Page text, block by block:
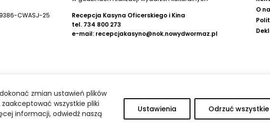
zmian ustawień plików
wszystkie pliki
informacji, odwiedź naszą
Ustawienia Odrzuć wszystkie
CWASJ-25
2769 0001
Recepcja Kasyna Oficerskiego i Kina
tel. 734 800 273
e-mail: recepcjakasyno@nok.nowydwormaz.pl
O